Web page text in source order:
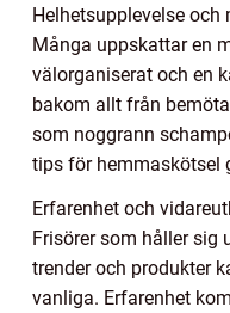
Helhetsupplevelse och
Många uppskattar en
välorganiserat och en
bakom allt från
som noggrann
tips för hemmaskötsel
Erfarenhet och
Frisörer som håller sig
trender och produkter
vanliga. Erfarenhet